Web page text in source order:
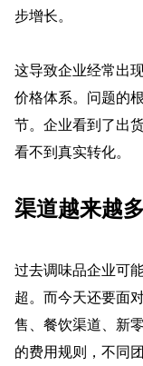
步增长。
这导致企业经常出
价格体系。问题的
节。企业看到了出
看不到真实转化。
渠道越来越
过去调味品企业可
超。而今天还要面
售、餐饮渠道、新
的费用规则，不同